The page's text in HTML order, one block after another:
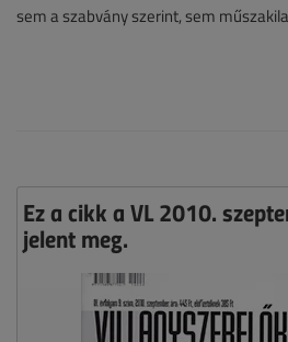
sem a szabvány szerint, sem
Ez a cikk a VL 2010.
jelent meg.